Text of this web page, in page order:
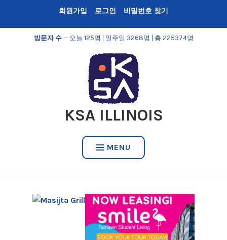
content
회원가입 로그인 비밀번호 찾기
방문자 수— 오늘 125명 | 일주일 3268명 | 총 225374명
KSA ILLINOIS
MENU